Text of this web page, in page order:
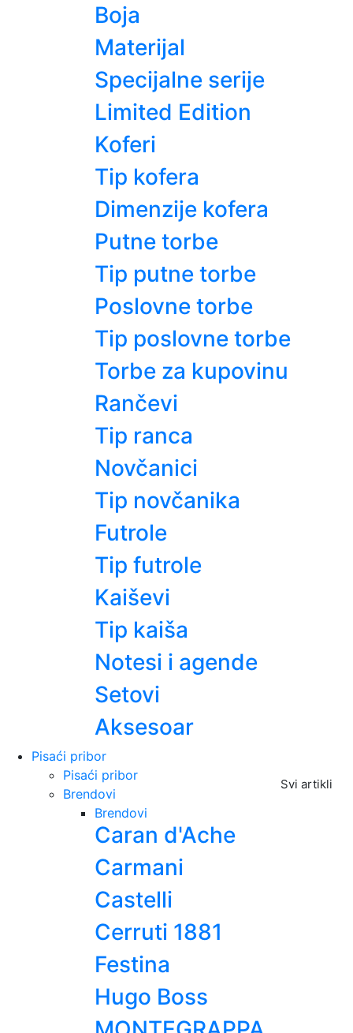
Boja
Materijal
Specijalne serije
Limited Edition
Koferi
Tip kofera
Dimenzije kofera
Putne torbe
Tip putne torbe
Poslovne torbe
Tip poslovne torbe
Torbe za kupovinu
Rančevi
Tip ranca
Novčanici
Tip novčanika
Futrole
Tip futrole
Kaiševi
Tip kaiša
Notesi i agende
Setovi
Aksesoar
Pisaći pribor
Svi artikli
Pisaći pribor
Brendovi
Brendovi
Caran d'Ache
Carmani
Castelli
Cerruti 1881
Festina
Hugo Boss